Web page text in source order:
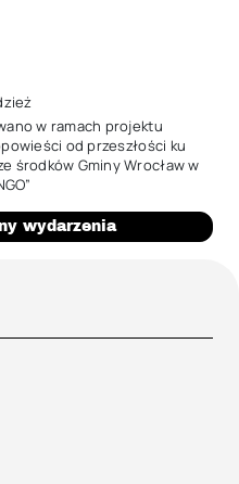
w ramach projektu
od przeszłości ku
środków Gminy Wrocław w
wydarzenia